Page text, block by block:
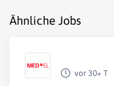
Ähnliche Jobs
vor 30+ T